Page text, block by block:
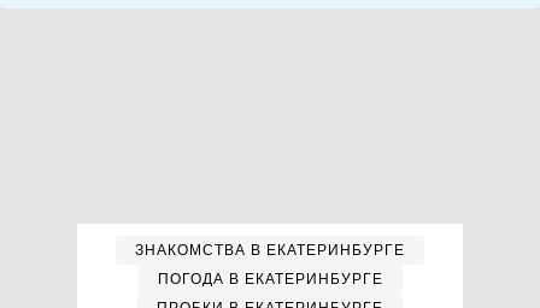
ЗНАКОМСТВА В ЕКАТЕРИНБУРГЕ
ПОГОДА В ЕКАТЕРИНБУРГЕ